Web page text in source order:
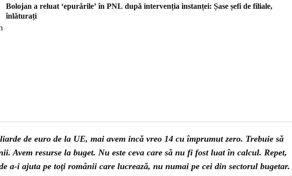
Bolojan a reluat ‘epurările’ în PNL după intervenția instanței: Șase șefi de filiale,
înlăturați
de euro de la UE, mai avem incă vreo 14 cu împrumut zero. Trebuie să
Avem resurse la buget. Nu este ceva care să nu fi fost luat în calcul. Repet,
a-i ajuta pe toţi românii care lucrează, nu numai pe cei din sectorul bugetar.